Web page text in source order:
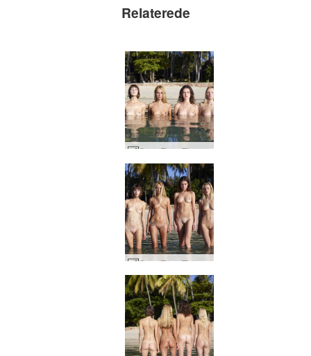
Relaterede
Coxy Flora Thea Zaika 4 divaer #59
Coxy Flora Thea Zaika 4 divaer #30